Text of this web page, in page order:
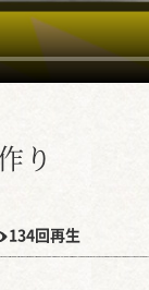
り
134回再生